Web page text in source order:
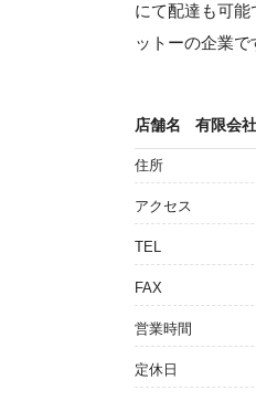
にて配達も可
ットーの企業で
店舗名 有限会
住所
アクセス
TEL
FAX
営業時間
定休日